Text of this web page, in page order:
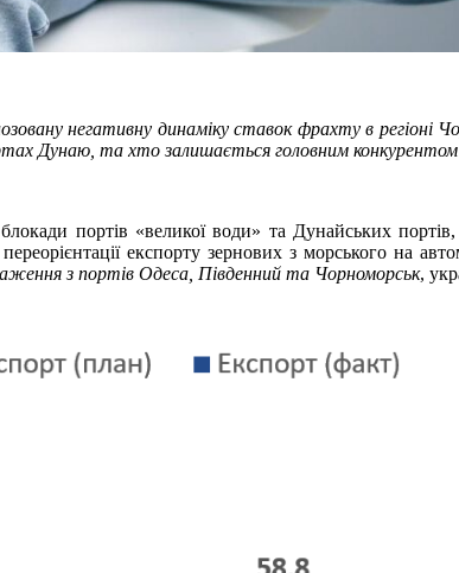
негативну динаміку ставок фрахту в регіоні
Дунаю, та хто залишається головним конкурентом
портів «великої води» та Дунайських
експорту зернових з морського на
з портів Одеса, Південний та Чорноморськ,